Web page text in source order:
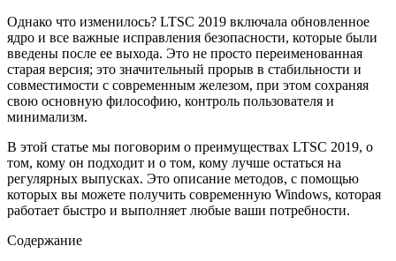
Однако что изменилось? LTSC 2019 включала обновленное
ядро и все важные исправления безопасности, которые были
введены после ее выхода. Это не просто переименованная
старая версия; это значительный прорыв в стабильности и
совместимости с современным железом, при этом сохраняя
свою основную философию, контроль пользователя и
минимализм.
В этой статье мы поговорим о преимуществах LTSC 2019, о
том, кому он подходит и о том, кому лучше остаться на
регулярных выпусках. Это описание методов, с помощью
которых вы можете получить современную Windows, которая
работает быстро и выполняет любые ваши потребности.
Содержание